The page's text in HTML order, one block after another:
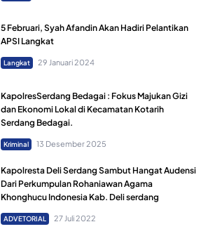
5 Februari, Syah Afandin Akan Hadiri Pelantikan
APSI Langkat
Langkat 29 Januari 2024
KapolresSerdang Bedagai : Fokus Majukan Gizi
dan Ekonomi Lokal di Kecamatan Kotarih
Serdang Bedagai.
Kriminal 13 Desember 2025
Kapolresta Deli Serdang Sambut Hangat Audensi
Dari Perkumpulan Rohaniawan Agama
Khonghucu Indonesia Kab. Deli serdang
ADVETORIAL 27 Juli 2022